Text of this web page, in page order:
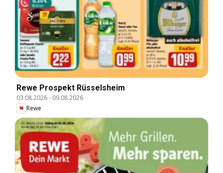
Rewe Prospekt Rüsselsheim
03.08.2026- 09.08.2026
Rewe